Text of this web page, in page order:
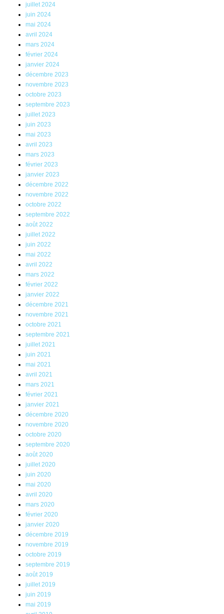
juillet 2024
juin 2024
mai 2024
avril 2024
mars 2024
février 2024
janvier 2024
décembre 2023
novembre 2023
octobre 2023
septembre 2023
juillet 2023
juin 2023
mai 2023
avril 2023
mars 2023
février 2023
janvier 2023
décembre 2022
novembre 2022
octobre 2022
septembre 2022
août 2022
juillet 2022
juin 2022
mai 2022
avril 2022
mars 2022
février 2022
janvier 2022
décembre 2021
novembre 2021
octobre 2021
septembre 2021
juillet 2021
juin 2021
mai 2021
avril 2021
mars 2021
février 2021
janvier 2021
décembre 2020
novembre 2020
octobre 2020
septembre 2020
août 2020
juillet 2020
juin 2020
mai 2020
avril 2020
mars 2020
février 2020
janvier 2020
décembre 2019
novembre 2019
octobre 2019
septembre 2019
août 2019
juillet 2019
juin 2019
mai 2019